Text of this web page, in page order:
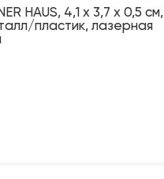
HAUS, 4,1 x 3,7 x 0,5 см,
пластик, лазерная